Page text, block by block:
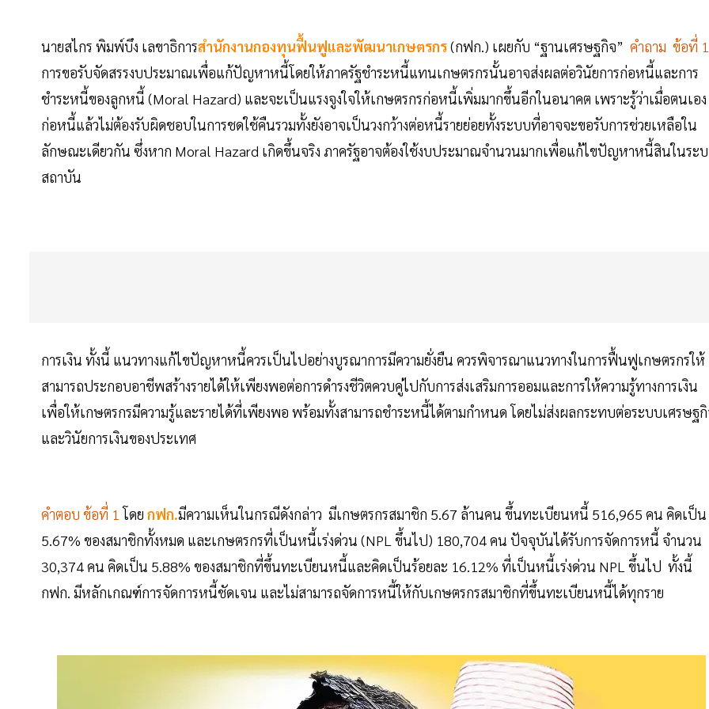
นายสไกร พิมพ์บึง เลขาธิการสำนักงานกองทุนฟื้นฟูและพัฒนาเกษตรกร(กฟก.) เผยกับ “ฐานเศรษฐกิจ” คำถาม ข้อที่
การขอรับจัดสรรงบประมาณเพื่อแก้ปัญหาหนี้โดยให้ภาครัฐชำระหนี้แทนเกษตรกรนั้นอาจส่งผลต่อวินัยการก่อหนี้และการ
ชำระหนี้ของลูกหนี้ (Moral Hazard) และจะเป็นแรงจูงใจให้เกษตรกรก่อหนี้เพิ่มมากขึ้นอีกในอนาคต เพราะรู้ว่าเมื่อตนเอง
ก่อหนี้แล้วไม่ต้องรับผิดชอบในการชดใช้คืนรวมทั้งยังอาจเป็นวงกว้างต่อหนี้รายย่อยทั้งระบบที่อาจจะขอรับการช่วยเหลือใน
ลักษณะเดียวกัน ซึ่งหาก Moral Hazard เกิดขึ้นจริง ภาครัฐอาจต้องใช้งบประมาณจำนวนมากเพื่อแก้ไขปัญหาหนี้สินในระ
สถาบัน
การเงิน ทั้งนี้ แนวทางแก้ไขปัญหาหนี้ควรเป็นไปอย่างบูรณาการมีความยั่งยืน ควรพิจารณาแนวทางในการฟื้นฟูเกษตรกรให้
สามารถประกอบอาชีพสร้างรายได้ให้เพียงพอต่อการดำรงชีวิตควบคู่ไปกับการส่งเสริมการออมและการให้ความรู้ทางการเงิน
เพื่อให้เกษตรกรมีความรู้และรายได้ที่เพียงพอ พร้อมทั้งสามารถชำระหนี้ได้ตามกำหนด โดยไม่ส่งผลกระทบต่อระบบเศรษฐ
และวินัยการเงินของประเทศ
คำตอบ ข้อที่ 1 โดย กฟก.มีความเห็นในกรณีดังกล่าว มีเกษตรกรสมาชิก 5.67 ล้านคน ขึ้นทะเบียนหนี้ 516,965 คน คิดเป็น
5.67% ของสมาชิกทั้งหมด และเกษตรกรที่เป็นหนี้เร่งด่วน (NPL ขึ้นไป) 180,704 คน ปัจจุบันได้รับการจัดการหนี้ จำนวน
30,374 คน คิดเป็น 5.88% ของสมาชิกที่ขึ้นทะเบียนหนี้และคิดเป็นร้อยละ 16.12% ที่เป็นหนี้เร่งด่วน NPL ขึ้นไป ทั้งนี้
กฟก. มีหลักเกณฑ์การจัดการหนี้ชัดเจน และไม่สามารถจัดการหนี้ให้กับเกษตรกรสมาชิกที่ขึ้นทะเบียนหนี้ได้ทุกราย